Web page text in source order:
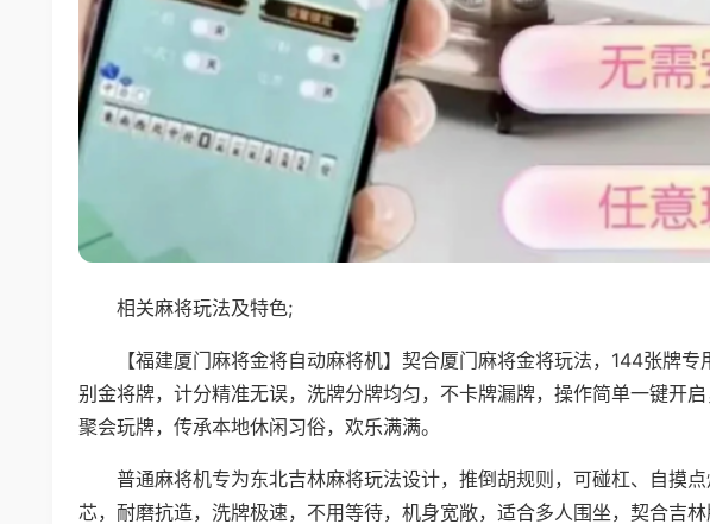
相关麻将玩法及特色;
【福建厦门麻将金将自动麻将机】契合厦门麻将金将玩法，144张牌
别金将牌，计分精准无误，洗牌分牌均匀，不卡牌漏牌，操作简单一键开
聚会玩牌，传承本地休闲习俗，欢乐满满。
普通麻将机专为东北吉林麻将玩法设计，推倒胡规则，可碰杠、自摸
芯，耐磨抗造，洗牌极速，不用等待，机身宽敞，适合多人围坐，契合吉